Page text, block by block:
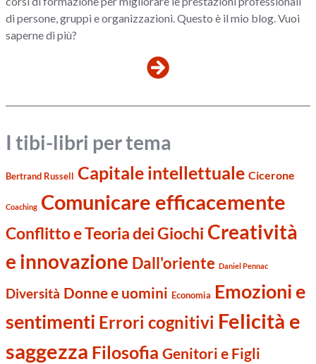
di persone, gruppi e organizzazioni. Questo è il mio blog. Vuoi
saperne di più?
I tibi-libri per tema
Bertrand Russell Capitale intellettuale Cicerone
Coaching Comunicare efficacemente
Conflitto e Teoria dei Giochi Creatività
e innovazione Dall'oriente Daniel Pennac
Diversità Donne e uomini Economia Emozioni e
sentimenti Errori cognitivi Felicità e
saggezza Filosofia Genitori e Figli